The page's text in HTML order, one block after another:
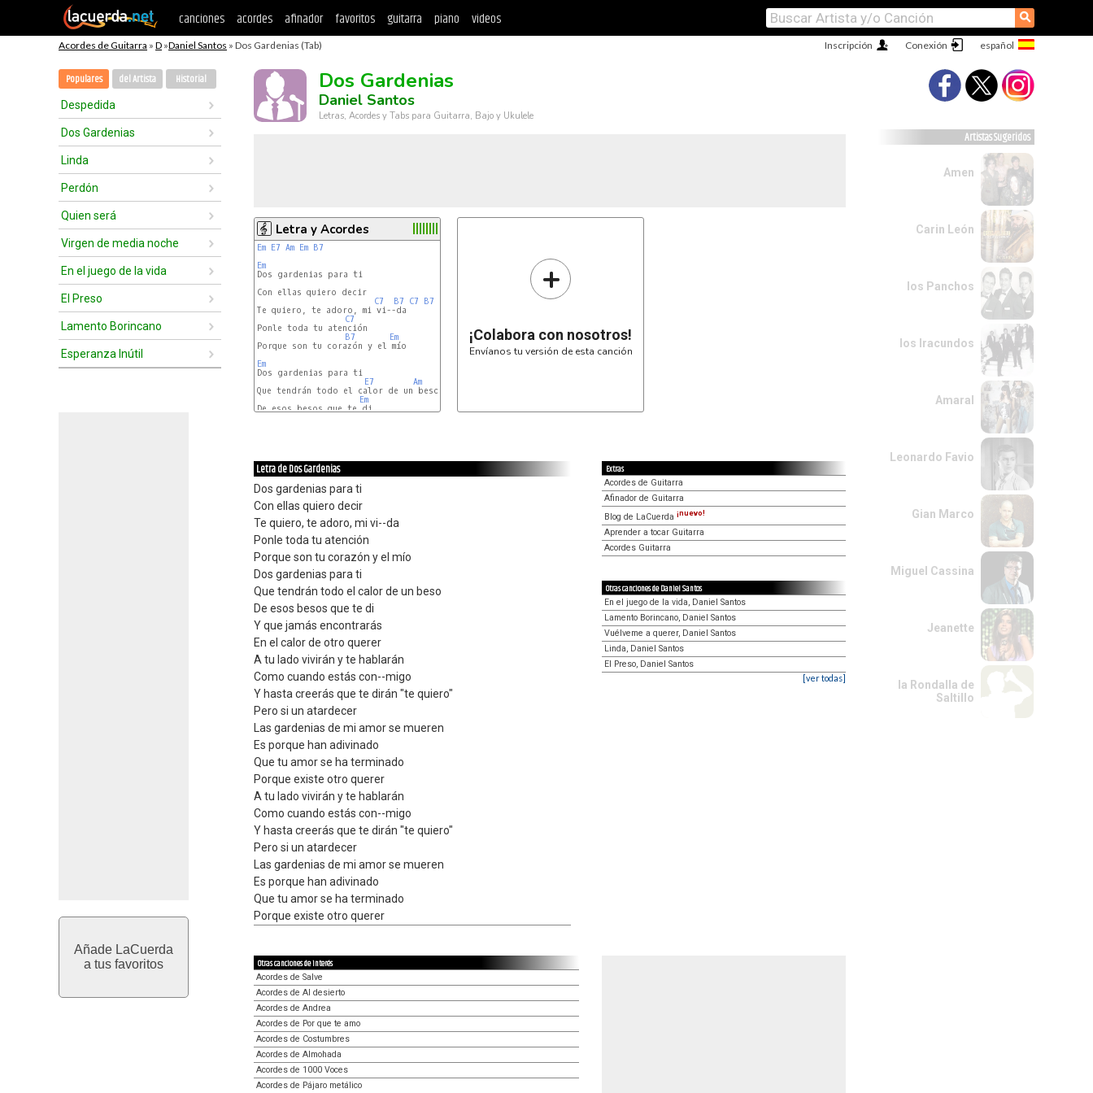
canciones acordes afinador favoritos guitarra piano videos ⚲
Acordes de Guitarra » D »Daniel Santos » Dos Gardenias (Tab) Conexión
Inscripción
Populares del Artista Historial
Despedida
Dos Gardenias
Linda
Perdón
Quien será
Virgen de media noche
En el juego de la vida
El Preso
Lamento Borincano
Esperanza Inútil
Añade LaCuerda
a tus favoritos
Dos Gardenias
Daniel Santos
Letras, Acordes y Tabs para Guitarra, Bajo y Ukulele
Letra y Acordes
Em E7 Am Em B7
Em
Con ellas quiero decir
C7
B7 C7
B7
Te quiero, te adoro, mi vi--da
C7
Ponle toda tu atención
B7
Em
Porque son tu corazón y el mío
Em
E7
Am
Que tendrán todo el calor de un beso
Em
De esos besos que te di
+
¡Colabora con nosotros!
Envíanos tu versión de esta canción
Letra de Dos Gardenias
Dos gardenias para ti
Con ellas quiero decir
Te quiero, te adoro, mi vi--da
Ponle toda tu atención
Porque son tu corazón y el mío
Dos gardenias para ti
Que tendrán todo el calor de un beso
De esos besos que te di
Y que jamás encontrarás
En el calor de otro querer
A tu lado vivirán y te hablarán
Como cuando estás con--migo
Y hasta creerás que te dirán "te quiero"
Pero si un atardecer
Las gardenias de mi amor se mueren
Es porque han adivinado
Que tu amor se ha terminado
Porque existe otro querer
A tu lado vivirán y te hablarán
Como cuando estás con--migo
Y hasta creerás que te dirán "te quiero"
Pero si un atardecer
Las gardenias de mi amor se mueren
Es porque han adivinado
Que tu amor se ha terminado
Porque existe otro querer
Extras
Acordes de Guitarra
Afinador de Guitarra
Blog de LaCuerda ¡nuevo!
Aprender a tocar Guitarra
Acordes Guitarra
Otras canciones de Daniel Santos
En el juego de la vida, Daniel Santos
Lamento Borincano, Daniel Santos
Vuélveme a querer, Daniel Santos
Linda, Daniel Santos
El Preso, Daniel Santos
[ver todas]
Otras canciones de interés
Acordes de Salve
Acordes de Al desierto
Acordes de Andrea
Acordes de Por que te amo
Acordes de Costumbres
Acordes de Almohada
Acordes de 1000 Voces
Acordes de Pájaro metálico
Artistas Sugeridos
Amen
Carin León
los Panchos
los Iracundos
Amaral
Leonardo Favio
Gian Marco
Miguel Cassina
Jeanette
la Rondalla de
Saltillo